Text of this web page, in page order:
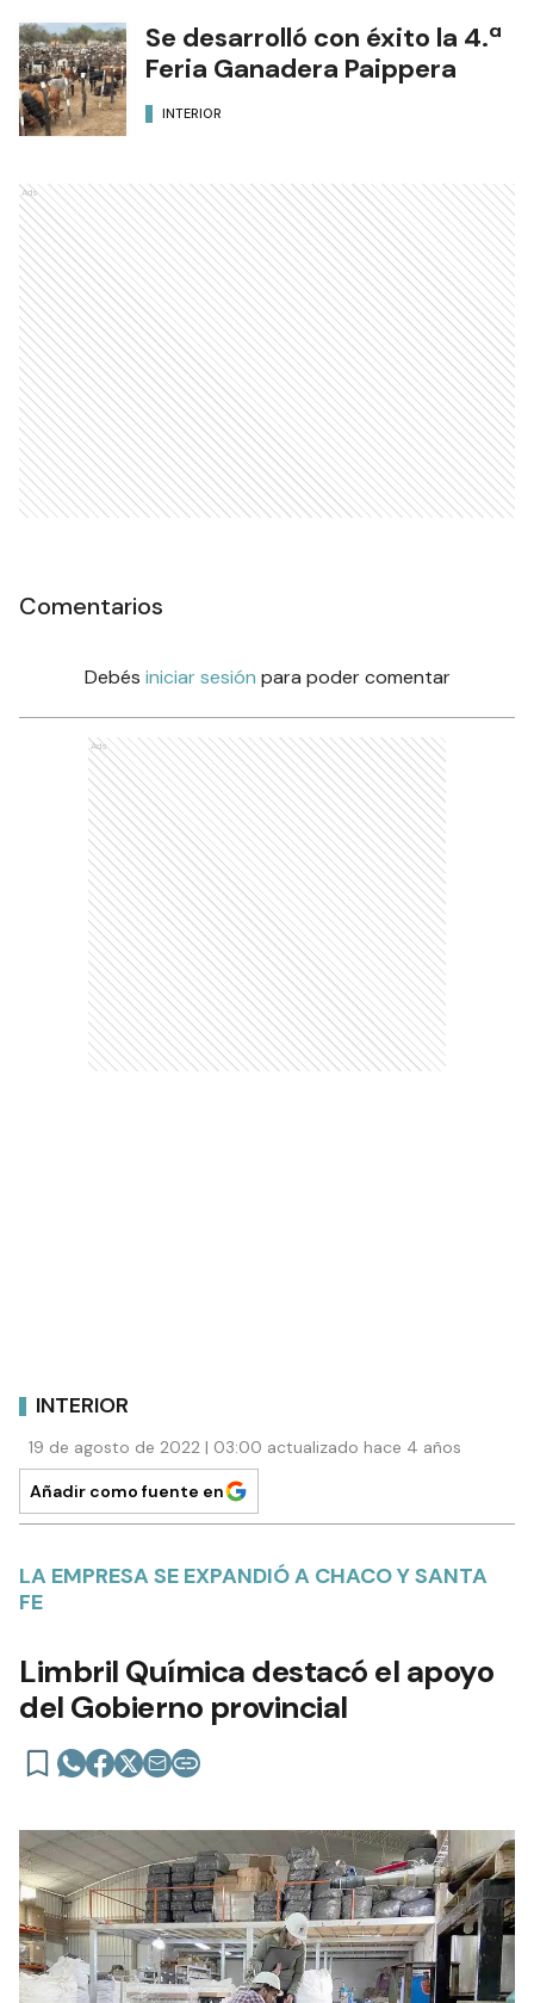
Se desarrolló con éxito la 4.ª
Feria Ganadera Paippera
INTERIOR
Ads
Comentarios
Debés iniciar sesión para poder comentar
Ads
INTERIOR
19 de agosto de 2022 | 03:00 actualizado hace 4 años
Añadir como fuente en
LA EMPRESA SE EXPANDIÓ A CHACO Y SANTA
FE
Limbril Química destacó el apoyo
del Gobierno provincial